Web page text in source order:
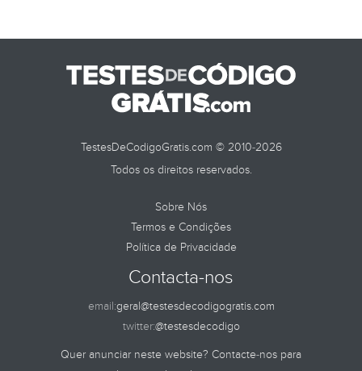
TestesDeCodigoGratis.com © 2010-2026
Todos os direitos reservados.
Sobre Nós
Termos e Condições
Política de Privacidade
Contacta-nos
email:geral@testesdecodigogratis.com
twitter:@testesdecodigo
Quer anunciar neste website? Contacte-nos para